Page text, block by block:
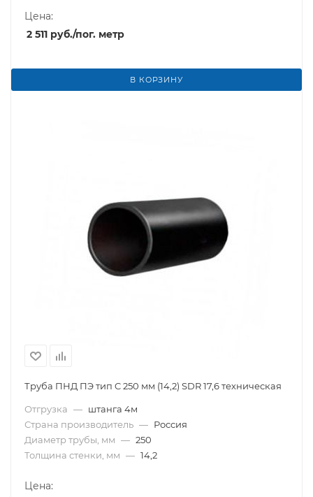
Цена:
2 511 руб./пог. метр
В КОРЗИНУ
Труба ПНД ПЭ тип C 250 мм (14,2) SDR 17,6 техническая
Отгрузка — штанга 4м
Страна производитель — Россия
Диаметр трубы, мм — 250
Толщина стенки, мм — 14,2
Цена: